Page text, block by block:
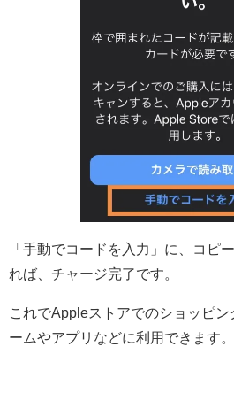
「手動でコードを入力」に、コピ
れば、チャージ完了です。
これでAppleストアでのショッピ
ームやアプリなどに利用できます。